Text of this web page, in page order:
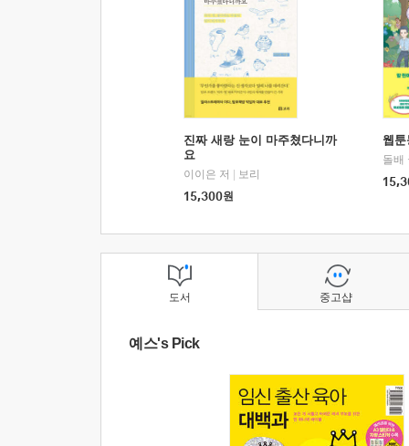
진짜 새랑 눈이 마주쳤다니까
요
이이은 저
보리
15,300원
웹
돌배
도서
예스's Pick
중고샵